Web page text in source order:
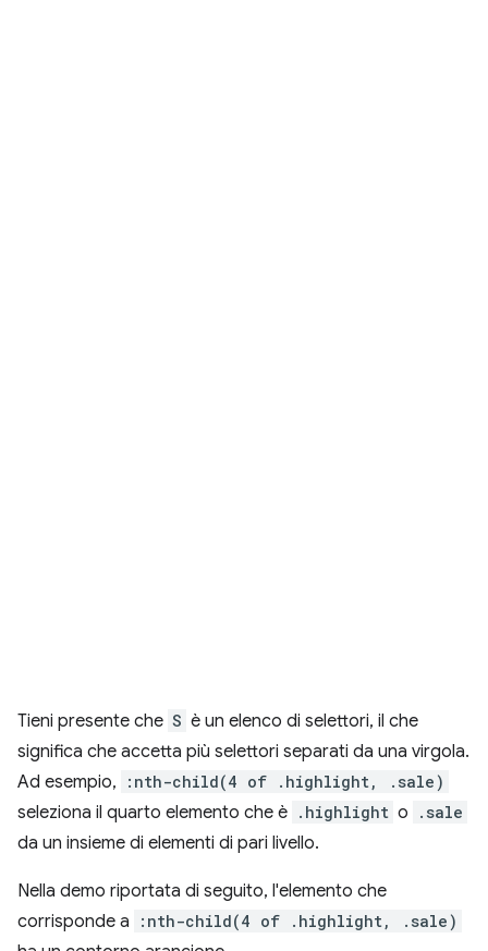
Tieni presente che S è un elenco di selettori, il che
significa che accetta più selettori separati da una virgola.
Ad esempio,
:nth-child(4 of .highlight, .sale)
seleziona il quarto elemento che è .highlight o .sale
da un insieme di elementi di pari livello.
Nella demo riportata di seguito, l'elemento che
corrisponde a
:nth-child(4 of .highlight, .sale)